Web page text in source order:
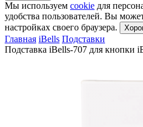
Мы используем cookie для
удобства пользователей. Вы
настройках своего браузера.
Главная iBells Подставки
Подставка iBells-707 для кнопки